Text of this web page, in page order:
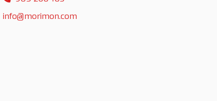
info
morimon.com